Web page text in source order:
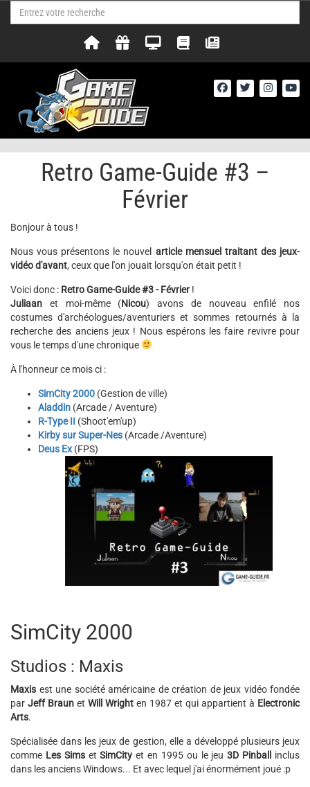
Retro Game-Guide #3 –
Février
Bonjour à tous !
Nous vous présentons le nouvel article mensuel traitant des jeux-
vidéo d'avant, ceux que l'on jouait lorsqu'on était petit !
Voici donc : Retro Game-Guide #3 - Février !
Juliaan et moi-même (Nicou) avons de nouveau enfilé nos
costumes d'archéologues/aventuriers et sommes retournés à la
recherche des anciens jeux ! Nous espérons les faire revivre pour
vous le temps d'une chronique
À l'honneur ce mois ci :
SimCity 2000 (Gestion de ville)
Aladdin (Arcade / Aventure)
R-Type II (Shoot'em'up)
Kirby sur Super-Nes (Arcade /Aventure)
Deus Ex (FPS)
SimCity 2000
Studios : Maxis
Maxis est une société américaine de création de jeux vidéo fondée
par Jeff Braun et Will Wright en 1987 et qui appartient à Electronic
Arts.
Spécialisée dans les jeux de gestion, elle a développé plusieurs jeux
comme Les SimsetSimCity et en 1995 ou le jeu3D Pinball
inclus
dans les anciens Windows... Et avec lequel j'ai énormément joué :p